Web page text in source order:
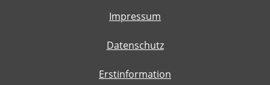
Impressum
Datenschutz
Erstinformation